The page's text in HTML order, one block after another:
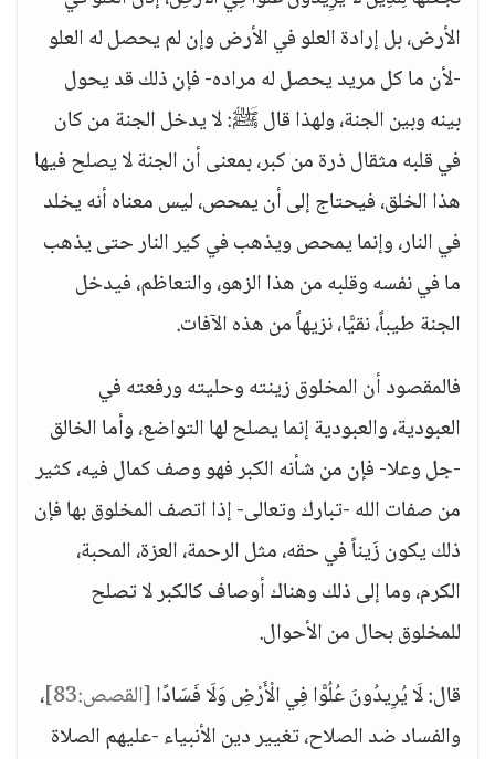
الأرض، بل إرادة العلو في الأرض وإن لم يحصل له العلو
-لأن ما كل مريد يحصل له مراده- فإن ذلك قد يحول
بينه وبين الجنة، ولهذا قال ﷺ: لا يدخل الجنة من كان
في قلبه مثقال ذرة من كبر، بمعنى أن الجنة لا يصلح فيها
هذا الخلق، فيحتاج إلى أن يمحص، ليس معناه أنه يخلد
في النار، وإنما يمحص ويذهب في كير النار حتى يذهب
ما في نفسه وقلبه من هذا الزهو، والتعاظم، فيدخل
الجنة طيباً، نقيًّا، نزيهاً من هذه الآفات.
فالمقصود أن المخلوق زينته وحليته ورفعته في
العبودية، والعبودية إنما يصلح لها التواضع، وأما الخالق
-جل وعلا- فإن من شأنه الكبر فهو وصف كمال فيه، كثير
من صفات الله -تبارك وتعالى- إذا اتصف المخلوق بها فإن
ذلك يكون زَيناً في حقه، مثل الرحمة، العزة، المحبة،
الكرم، وما إلى ذلك وهناك أوصاف كالكبر لا تصلح
للمخلوق بحال من الأحوال.
قال: لَا يُرِيدُونَ عُلُوًّا فِي الْأَرْضِ وَلَا فَسَادًا[القصص:83]
،
والفساد ضد الصلاح، تغيير دين الأنبياء -عليهم الصلاة